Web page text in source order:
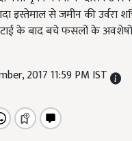
इस्तेमाल से जमीन की
के बाद बचे फसलों के
2017 11:59 PM IST